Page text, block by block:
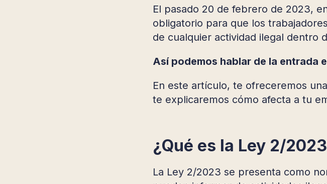
El pasado 20 de febrero de 2023,
obligatorio para que los
de cualquier actividad ilegal dentro
Así podemos hablar de la entrada
En este artículo, te ofreceremos
te explicaremos cómo afecta a tu
¿Qué es la Ley 2/
La Ley 2/2023 se presenta como